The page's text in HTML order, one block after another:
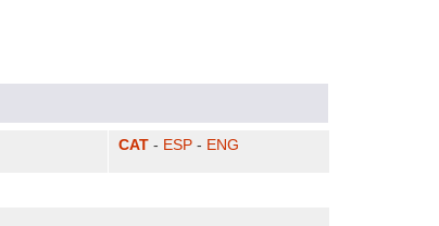
CAT - ESP - ENG